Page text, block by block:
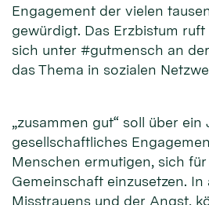
Engagement der vielen
gewürdigt. Das Erzbistum
sich unter #gutmensch an
das Thema in sozialen
„zusammen gut“ soll über ein
gesellschaftliches
Menschen ermutigen, sich
Gemeinschaft einzusetzen.
Misstrauens und der Angst,